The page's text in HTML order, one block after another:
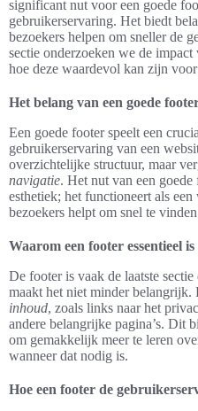
significant nut voor een goede
gebruikerservaring. Het biedt
bezoekers helpen om sneller de
sectie onderzoeken we de
hoe deze waardevol kan zijn
Het belang van een goede
Een goede footer speelt een
gebruikerservaring van een
overzichtelijke structuur, maar
navigatie. Het nut van een goede
esthetiek; het functioneert als
bezoekers helpt om snel te
Waarom een footer essentieel
De footer is vaak de laatste
maakt het niet minder belangrijk.
inhoud, zoals links naar het
andere belangrijke pagina’s. Dit
om gemakkelijk meer te leren
wanneer dat nodig is.
Hoe een footer de